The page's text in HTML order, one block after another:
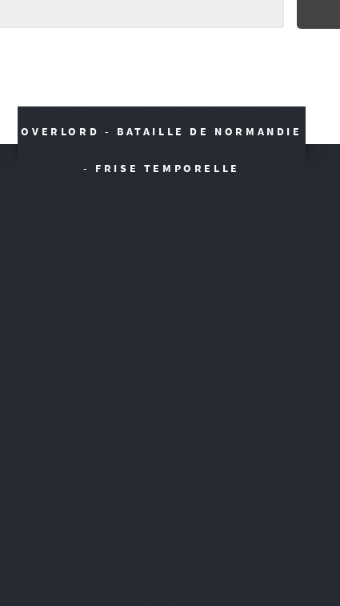
OVERLORD - BATAILLE DE NORMANDIE
- FRISE TEMPORELLE